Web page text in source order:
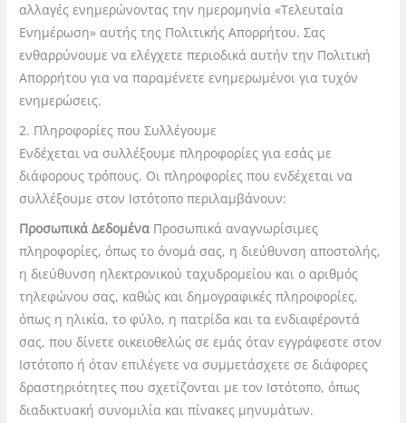
αλλαγές ενημερώνοντας την ημερομηνία «Τελευταία
Ενημέρωση» αυτής της Πολιτικής Απορρήτου. Σας
ενθαρρύνουμε να ελέγχετε περιοδικά αυτήν την Πολιτική
Απορρήτου για να παραμένετε ενημερωμένοι για τυχόν
ενημερώσεις.
2. Πληροφορίες που Συλλέγουμε
Ενδέχεται να συλλέξουμε πληροφορίες για εσάς με
διάφορους τρόπους. Οι πληροφορίες που ενδέχεται να
συλλέξουμε στον Ιστότοπο περιλαμβάνουν:
Προσωπικά Δεδομένα Προσωπικά αναγνωρίσιμες
πληροφορίες, όπως το όνομά σας, η διεύθυνση αποστολής,
η διεύθυνση ηλεκτρονικού ταχυδρομείου και ο αριθμός
τηλεφώνου σας, καθώς και δημογραφικές πληροφορίες,
όπως η ηλικία, το φύλο, η πατρίδα και τα ενδιαφέροντά
σας, που δίνετε οικειοθελώς σε εμάς όταν εγγράφεστε στον
Ιστότοπο ή όταν επιλέγετε να συμμετάσχετε σε διάφορες
δραστηριότητες που σχετίζονται με τον Ιστότοπο, όπως
διαδικτυακή συνομιλία και πίνακες μηνυμάτων.